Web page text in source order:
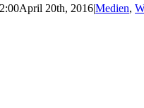
April 20th, 2016|Medien,